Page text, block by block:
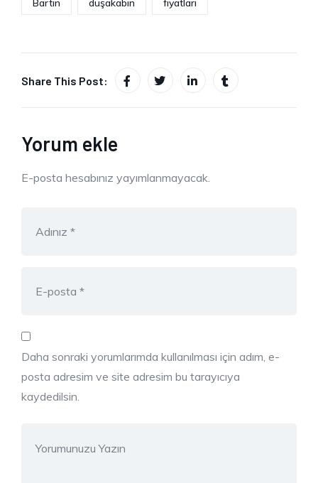
Bartın duşakabin fiyatları
Share This Post:
Yorum ekle
E-posta hesabınız yayımlanmayacak.
Daha sonraki yorumlarımda kullanılması için adım, e-
posta adresim ve site adresim bu tarayıcıya
kaydedilsin.